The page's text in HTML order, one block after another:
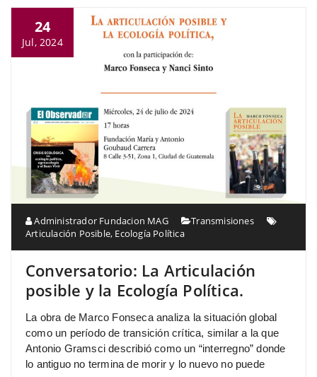
24
Jul, 2024
Administrador Fundacion MAG
Transmisiones
Articulación Posible, Ecología Política
Conversatorio: La Articulación
posible y la Ecología Política.
La obra de Marco Fonseca analiza la situación global
como un período de transición crítica, similar a la que
Antonio Gramsci describió como un “interregno” donde
lo antiguo no termina de morir y lo nuevo no puede